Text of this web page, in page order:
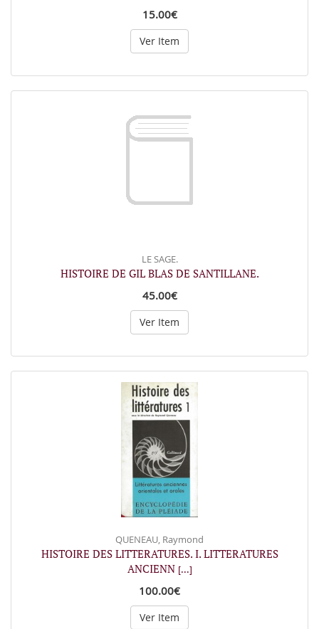
15.00€
Ver Item
LE SAGE.
HISTOIRE DE GIL BLAS DE SANTILLANE.
45.00€
Ver Item
QUENEAU, Raymond
HISTOIRE DES LITTERATURES. I. LITTERATURES
ANCIENN [...]
100.00€
Ver Item